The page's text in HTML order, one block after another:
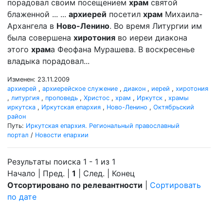
порадовал своим посещением храм святой
блаженной ... ... архиерей посетил храм Михаила-
Архангела в Ново-Ленино. Во время Литургии им
была совершена хиротония во иереи диакона
этого храма Феофана Мурашева. В воскресенье
владыка порадовал...
Изменен: 23.11.2009
архиерей , архиерейское служение , диакон , иерей , хиротония
, литургия , проповедь , Христос , храм , Иркутск , храмы
иркутска , Иркутская епархия , Ново-Ленино , Октябрьский
район
Путь: Иркутская епархия. Региональный православный
портал / Новости епархии
Результаты поиска 1 - 1 из 1
Начало | Пред. | 1 | След. | Конец
Отсортировано по релевантности
Сортировать
по дате